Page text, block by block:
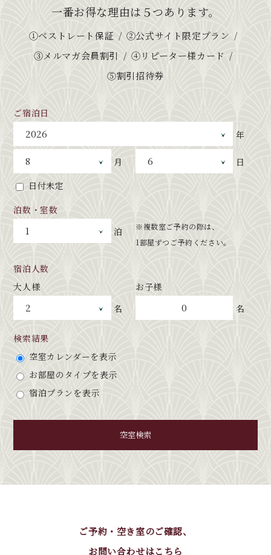
一番お得な理由は５つあります。
①ベストレート保証
②公式サイト限定プラン
③メルマガ会員割引
④リピーター様カード
⑤割引招待券
ご宿泊日
年
月
日
日付未定
泊数・室数
泊
※複数室ご予約の際は、
1部屋ずつご予約ください。
宿泊人数
大人様
名
お子様
0 名
検索結果
空室カレンダーを表示
お部屋のタイプを表示
宿泊プランを表示
空室検索
ご予約・空き室のご確認、
お問い合わせはこちら